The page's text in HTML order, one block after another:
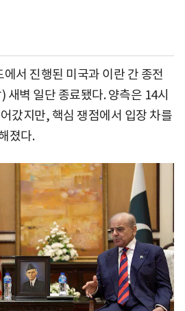
서 진행된 미국과 이란 간 종전
새벽 일단 종료됐다. 양측은 14시
갔지만, 핵심 쟁점에서 입장 차를
졌다.